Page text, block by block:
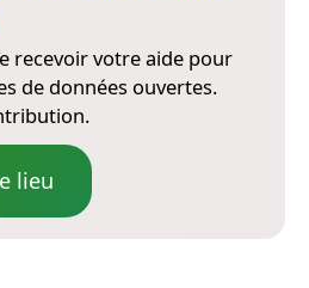
recevoir votre aide pour
de données ouvertes.
lieu